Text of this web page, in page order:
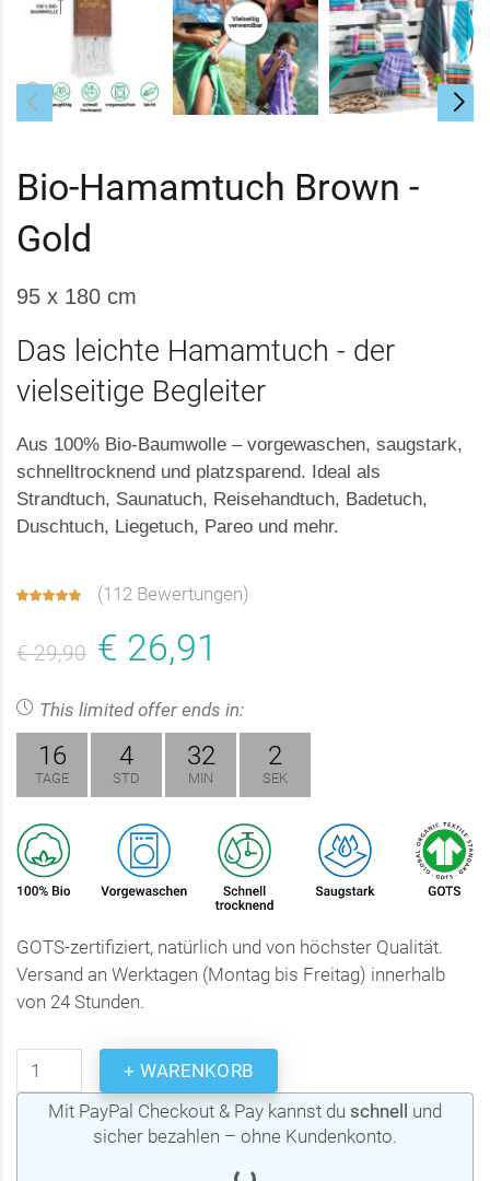
Bio-Hamamtuch Brown -
Gold
95 x 180 cm
Das leichte Hamamtuch - der
vielseitige Begleiter
Aus 100% Bio-Baumwolle – vorgewaschen, saugstark,
schnelltrocknend und platzsparend. Ideal als
Strandtuch, Saunatuch, Reisehandtuch, Badetuch,
Duschtuch, Liegetuch, Pareo und mehr.
(112 Bewertungen)
€ 29,90 € 26,91
This limited offer ends in:
16
TAGE
4
STD
32
MIN
1
SEK
GOTS-zertifiziert, natürlich und von höchster Qualität.
Versand an Werktagen (Montag bis Freitag) innerhalb
von 24 Stunden.
+ WARENKORB
Mit PayPal Checkout & Pay kannst du schnell
und
sicher bezahlen – ohne Kundenkonto.